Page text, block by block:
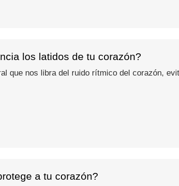
los latidos de tu corazón?
que nos libra del ruido rítmico del corazón,
a tu corazón?